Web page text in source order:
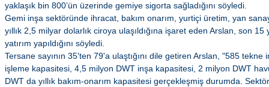
yaklaşık bin 800’ün üzerinde gemiye sigorta sağladığını söyledi.
Gemi inşa sektöründe ihracat, bakım onarım, yurtiçi üretim, yan
yıllık 2,5 milyar dolarlık ciroya ulaşıldığına işaret eden Arslan, son
yatırım yapıldığını söyledi.
Tersane sayının 35'ten 79'a ulaştığını dile getiren Arslan, "585 tekne
işleme kapasitesi, 4,5 milyon DWT inşa kapasitesi, 2 milyon DWT
DWT da yıllık bakım-onarım kapasitesi gerçekleşmiş durumda.